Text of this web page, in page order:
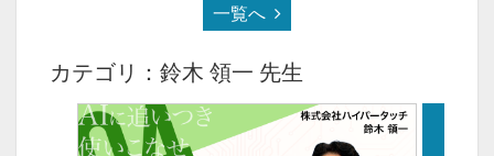
一覧へ
カテゴリ：鈴木 領一 先生